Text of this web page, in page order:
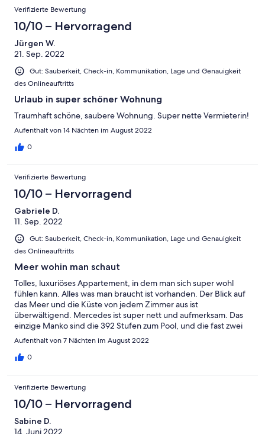
Verifizierte Bewertung
10/10 – Hervorragend
Jürgen W.
21. Sep. 2022
Gut: Sauberkeit, Check-in, Kommunikation, Lage und Genauigkeit
des Onlineauftritts
Urlaub in super schöner Wohnung
Traumhaft schöne, saubere Wohnung. Super nette Vermieterin!
Aufenthalt von 14 Nächten im August 2022
0
Verifizierte Bewertung
10/10 – Hervorragend
Gabriele D.
11. Sep. 2022
Gut: Sauberkeit, Check-in, Kommunikation, Lage und Genauigkeit
des Onlineauftritts
Meer wohin man schaut
Tolles, luxuriöses Appartement, in dem man sich super wohl
fühlen kann. Alles was man braucht ist vorhanden. Der Blick auf
das Meer und die Küste von jedem Zimmer aus ist
überwältigend. Mercedes ist super nett und aufmerksam. Das
einzige Manko sind die 392 Stufen zum Pool, und die fast zwei
Kilometer bis zum Ausgang der Anlage.
Aufenthalt von 7 Nächten im August 2022
0
Verifizierte Bewertung
10/10 – Hervorragend
Sabine D.
14. Juni 2022